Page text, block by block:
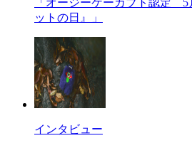
ットの日』」
インタビュー